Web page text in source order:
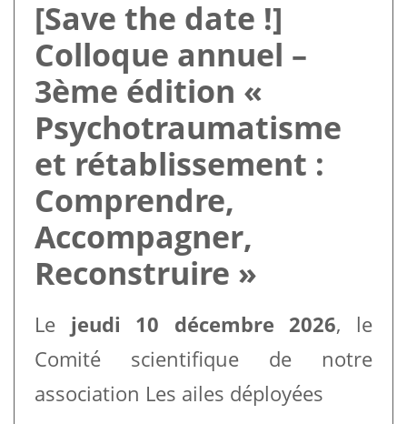
[Save the date !]
Colloque annuel –
3ème édition «
Psychotraumatisme
et rétablissement :
Comprendre,
Accompagner,
Reconstruire »
Le jeudi 10 décembre 2026, le
Comité scientifique de notre
association Les ailes déployées